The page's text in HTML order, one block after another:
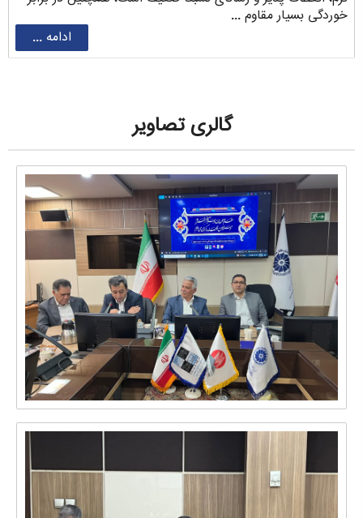
خوردگی بسیار مقاوم ...
ادامه ...
گالری تصاویر